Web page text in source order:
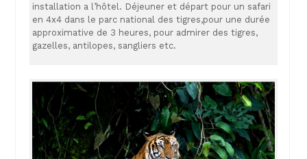
installation a l’hôtel. Déjeuner et départ pour un safari
en 4x4 dans le parc national des tigres,pour une durée
approximative de 3 heures, pour admirer des tigres,
gazelles, antilopes, sangliers etc.